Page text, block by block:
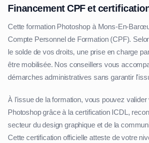
Financement CPF et
Cette formation Photoshop à Mons-En-
Compte Personnel de Formation (CPF).
le solde de vos droits, une prise en charge
être mobilisée. Nos conseillers vous
démarches administratives sans garantir
À l'issue de la formation, vous pouvez
Photoshop grâce à la certification ICDL,
secteur du design graphique et de la
Cette certification officielle atteste de votre